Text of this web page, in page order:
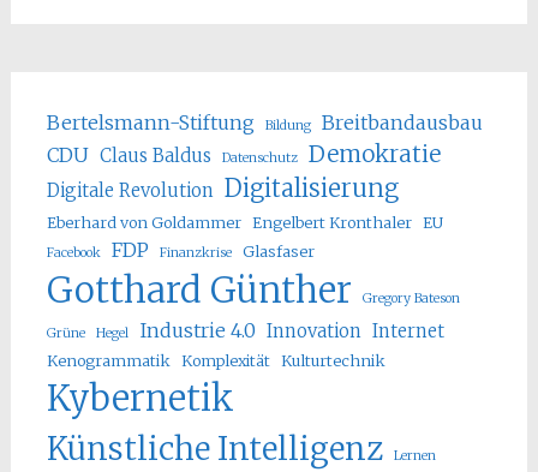
Bertelsmann-Stiftung Bildung
Breitbandausbau
CDU Claus Baldus Datenschutz Demokratie
Digitale Revolution Digitalisierung
Eberhard von Goldammer Engelbert Kronthaler EU
Facebook FDP Finanzkrise Glasfaser
Gotthard Günther Gregory Bateson
Grüne Hegel Industrie 4.0 Innovation Internet
Kenogrammatik Komplexität Kulturtechnik
Kybernetik
Künstliche Intelligenz Lernen